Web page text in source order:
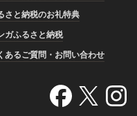
さと納税のお礼特典
ガふるさと納税
あるご質問・お問い合わせ